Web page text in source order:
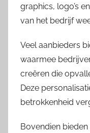
graphics, logo’s
van het bedrijf
Veel aanbieders
waarmee
creëren die
Deze
betrokkenheid
Bovendien